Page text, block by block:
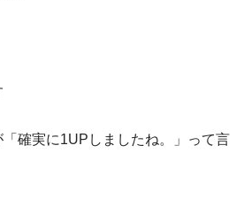
確実に1UPしましたね。」って言